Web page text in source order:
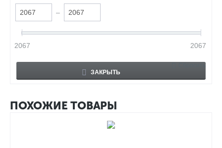
–
2067 2067
Сбросить
ЗАКРЫТЬ
ПОХОЖИЕ ТОВАРЫ